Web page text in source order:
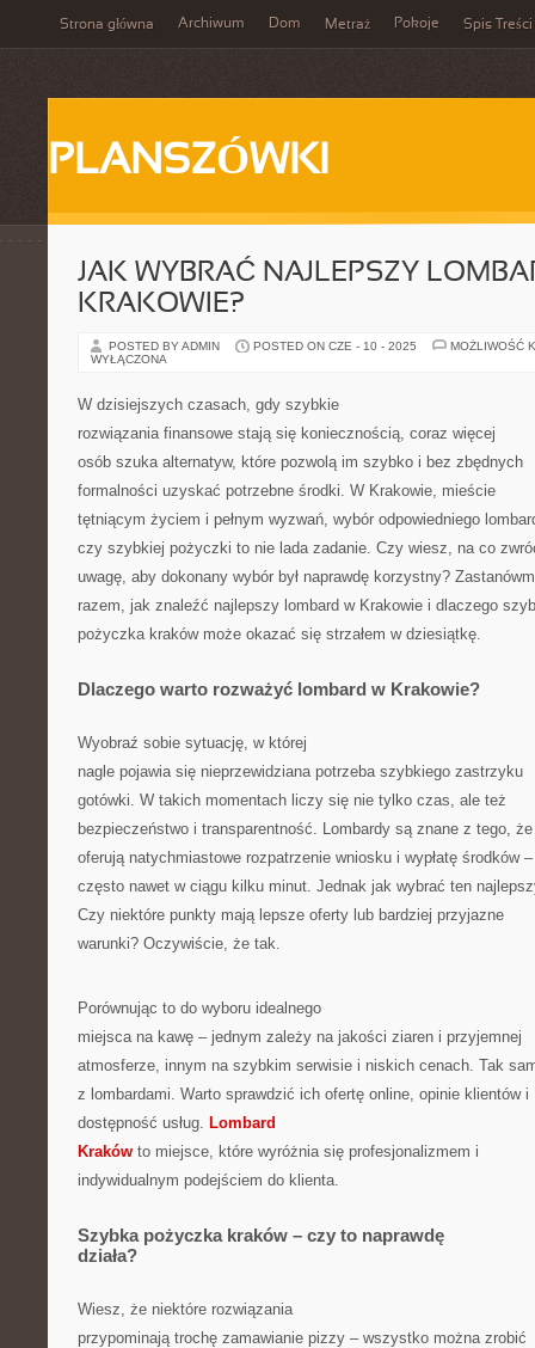
Strona główna Archiwum Dom Metraż Pokoje Spis Treści
PLANSZÓWKI
JAK WYBRAĆ NAJLEPSZY
KRAKOWIE?
POSTED BY ADMIN POSTED ON CZE - 10 - 2025
MOŻLIWOŚĆ
WYŁĄCZONA
W dzisiejszych czasach, gdy szybkie
rozwiązania finansowe stają się koniecznością, coraz więcej
osób szuka alternatyw, które pozwolą im szybko i bez zbędnych
formalności uzyskać potrzebne środki. W Krakowie, mieście
tętniącym życiem i pełnym wyzwań, wybór odpowiedniego
czy szybkiej pożyczki to nie lada zadanie. Czy wiesz, na co
uwagę, aby dokonany wybór był naprawdę korzystny?
razem, jak znaleźć najlepszy lombard w Krakowie i dlaczego
pożyczka kraków może okazać się strzałem w dziesiątkę.
Dlaczego warto rozważyć lombard w Krakowie?
Wyobraź sobie sytuację, w której
nagle pojawia się nieprzewidziana potrzeba szybkiego zastrzyku
gotówki. W takich momentach liczy się nie tylko czas, ale też
bezpieczeństwo i transparentność. Lombardy są znane z tego, że
oferują natychmiastowe rozpatrzenie wniosku i wypłatę środków –
często nawet w ciągu kilku minut. Jednak jak wybrać ten
Czy niektóre punkty mają lepsze oferty lub bardziej przyjazne
warunki? Oczywiście, że tak.
Porównując to do wyboru idealnego
miejsca na kawę – jednym zależy na jakości ziaren i przyjemnej
atmosferze, innym na szybkim serwisie i niskich cenach. Tak
z lombardami. Warto sprawdzić ich ofertę online, opinie klientów i
dostępność usług. Lombard
Kraków to miejsce, które wyróżnia się profesjonalizmem i
indywidualnym podejściem do klienta.
Szybka pożyczka kraków – czy to naprawdę
działa?
Wiesz, że niektóre rozwiązania
przypominają trochę zamawianie pizzy – wszystko można zrobić